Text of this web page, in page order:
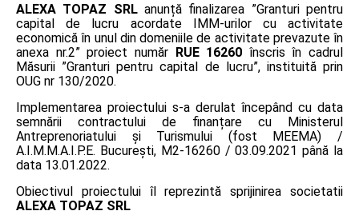
ALEXA TOPAZ SRLanunță finalizarea ”Granturi pentru
capital de lucru acordate IMM-urilor cu activitate
economică în unul din domeniile de activitate prevazute în
anexa nr.2” proiect număr RUE 16260 înscris în cadrul
Măsurii ”Granturi pentru capital de lucru”, instituită prin
OUG nr 130/2020.
Implementarea proiectului s-a derulat începând cu data
semnării contractului de finanțare cu Ministerul
Antreprenoriatului și Turismului (fost MEEMA) /
A.I.M.M.A.I.P.E. București, M2-16260 / 03.09.2021 până la
data 13.01.2022.
Obiectivul proiectului îl reprezintă sprijinirea societatii
ALEXA TOPAZ SRL